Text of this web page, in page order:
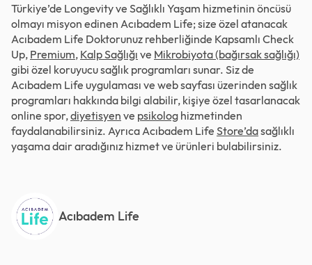
Türkiye’de Longevity ve Sağlıklı Yaşam hizmetinin öncüsü
olmayı misyon edinen Acıbadem Life; size özel atanacak
Acıbadem Life Doktorunuz rehberliğinde Kapsamlı Check
Up, Premium, Kalp Sağlığı ve Mikrobiyota (bağırsak sağlığı)
gibi özel koruyucu sağlık programları sunar. Siz de
Acıbadem Life uygulaması ve web sayfası üzerinden sağlık
programları hakkında bilgi alabilir, kişiye özel tasarlanacak
online spor,diyetisyen ve psikolog hizmetinden
faydalanabilirsiniz. Ayrıca Acıbadem Life Store’dasağlıklı
yaşama dair aradığınız hizmet ve ürünleri bulabilirsiniz.
Acıbadem Life